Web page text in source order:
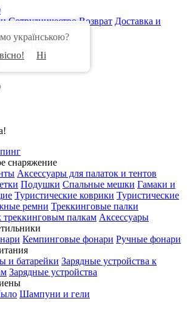
Сотрудничество Возврат Доставка и
снаряжение
Аксессуары для палаток и тентов
Подушки Спальные мешки Гамаки и
Туристические коврики Туристические
ремни Треккинговые палки
треккинговым палкам Аксессуары
Кемпинговые фонари Ручные фонари
и батарейки Зарядные устройства к
Зарядные устройства
Шампуни и гели
українською?
Ні